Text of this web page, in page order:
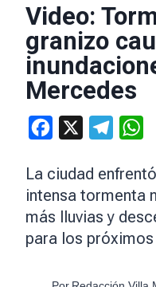
Video:
granizo
Mercedes
Facebook
La ciudad
intensa tormenta
más lluvias y
para los